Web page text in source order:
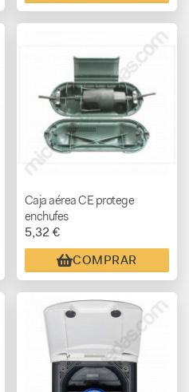
Caja aérea CE protege
enchufes
5,32 €
COMPRAR